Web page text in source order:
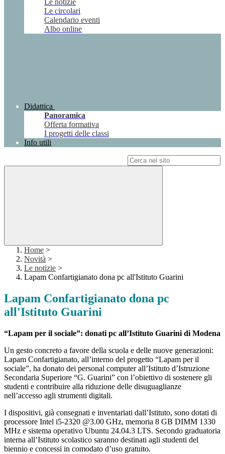
Le notizie
Le circolari
Calendario eventi
Albo online
Didattica
Panoramica
Offerta formativa
I progetti delle classi
Info utili
Home >
Novità >
Le notizie >
Lapam Confartigianato dona pc all'Istituto Guarini
Lapam Confartigianato dona pc
all'Istituto Guarini
“Lapam per il sociale”: donati pc all’Istituto Guarini di Modena
Un gesto concreto a favore della scuola e delle nuove generazioni:
Lapam Confartigianato, all’interno del progetto “Lapam per il
sociale”, ha donato dei personal computer all’Istituto d’Istruzione
Secondaria Superiore “G. Guarini” con l’obiettivo di sostenere gli
studenti e contribuire alla riduzione delle disuguaglianze
nell’accesso agli strumenti digitali.
I dispositivi, già consegnati e inventariati dall’Istituto, sono dotati di
processore Intel i5-2320 @3.00 GHz, memoria 8 GB DIMM 1330
MHz e sistema operativo Ubuntu 24.04.3 LTS. Secondo graduatoria
interna all’Istituto scolastico saranno destinati agli studenti del
biennio e concessi in comodato d’uso gratuito.